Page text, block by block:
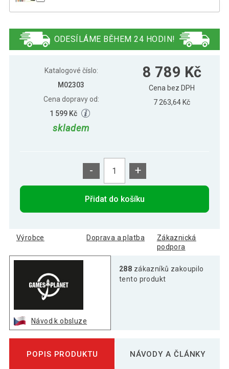
vybavením 6ft, červený
vybavením 6ft, sv. dřevo
9 031 Kč
GamesPlanet® Kulečníkový stůl s
vybavením 6ft, tm. dřevo
8 789 Kč
ODESÍLÁME BĚHEM 24 HODIN!
Katalogové číslo:
M02303
Cena dopravy od:
1 599 Kč
skladem
8 789 Kč
Cena bez DPH
7 263,64 Kč
- +
Přidat do košíku
Výrobce Doprava a platba
Zákaznická
podpora
Návod k obsluze
288 zákazníků zakoupilo
tento produkt
POPIS PRODUKTU NÁVODY A ČLÁNKY